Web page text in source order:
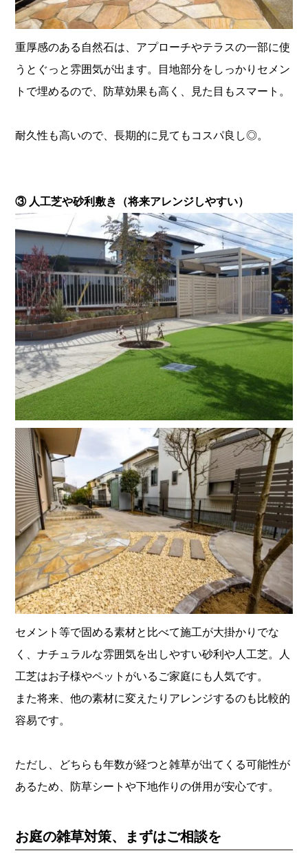
重厚感のある自然石は、アプローチやテラスの一部に使
うとぐっと雰囲気が出ます。目地部分をしっかりセメン
トで埋めるので、防草効果も高く、見た目もスマート。
耐久性も高いので、長期的に見てもコスパ良し◎。
③ 人工芝や砂利敷き（将来アレンジしやすい）
セメント等で固める素材と比べて施工が大掛かりでな
く、ナチュラルな雰囲気を出しやすい砂利や人工芝。人
工芝はお子様やペットがいるご家庭にも人気です。
また将来、他の素材に変えたりアレンジするのも比較的
容易です。
ただし、どちらも年数が経つと雑草が出てくる可能性が
あるため、防草シートや下地作りの併用が安心です。
お庭の雑草対策、まずはご相談を